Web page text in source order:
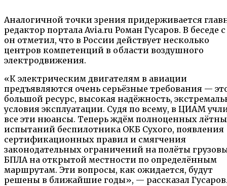
Аналогичной точки зрения придерживается
редактор портала Avia.ru Роман Гусаров. В беседе с
он отметил, что в России действует несколько
центров компетенций в области воздушного
электродвижения.
«К электрическим двигателям в авиации
предъявляются очень серьёзные требования —
большой ресурс, высокая надёжность,
условия эксплуатации. Судя по всему, в ЦИАМ
все эти нюансы. Теперь ждём полноценных
испытаний беспилотника ОКБ Сухого, появления
сертификационных правил и смягчения
законодательных ограничений на полёты
БПЛА на открытой местности по определённым
маршрутам. Эти вопросы, как ожидается, будут
решены в ближайшие годы», — рассказал